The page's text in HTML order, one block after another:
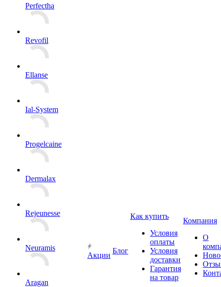
Perfectha
Revofil
Ellanse
Ial-System
Progelcaine
Dermalax
Rejeunesse
Neuramis
Aragan
Акции
Блог
Как купить
Условия
оплаты
Условия
доставки
Гарантия
на товар
Компания
О